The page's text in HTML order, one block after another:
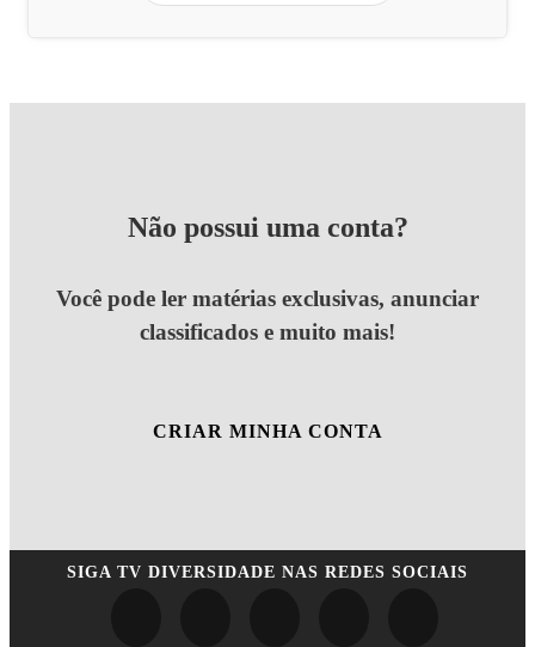
Não possui uma conta?
Você pode ler matérias exclusivas, anunciar
classificados e muito mais!
CRIAR MINHA CONTA
SIGA TV DIVERSIDADE NAS REDES SOCIAIS